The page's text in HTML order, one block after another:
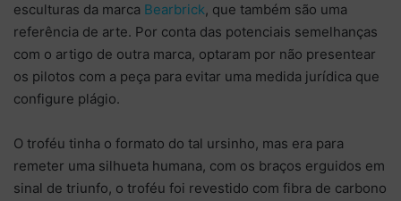
esculturas da marca Bearbrick, que também são uma
referência de arte. Por conta das potenciais semelhanças
com o artigo de outra marca, optaram por não presentear
os pilotos com a peça para evitar uma medida jurídica que
configure plágio.
O troféu tinha o formato do tal ursinho, mas era para
remeter uma silhueta humana, com os braços erguidos em
sinal de triunfo, o troféu foi revestido com fibra de carbono